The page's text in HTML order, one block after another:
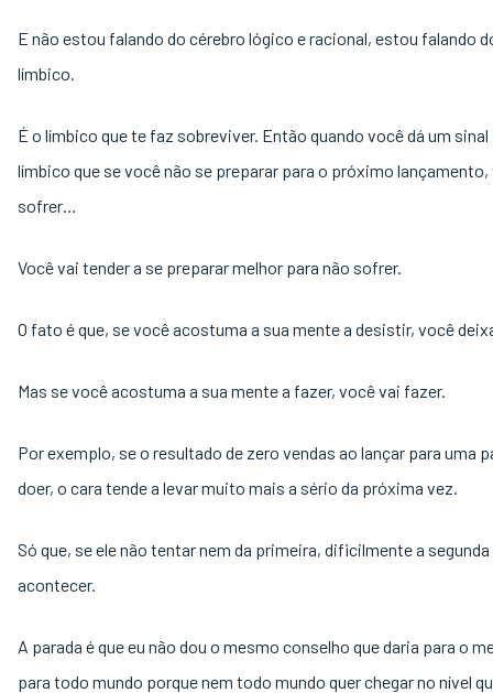
E não estou falando do cérebro lógico e racional, estou falando
límbico.
É o límbico que te faz sobreviver. Então quando você dá um sinal
límbico que se você não se preparar para o próximo
sofrer…
Você vai tender a se preparar melhor para não sofrer.
O fato é que, se você acostuma a sua mente a desistir, você
Mas se você acostuma a sua mente a fazer, você vai fazer.
Por exemplo, se o resultado de zero vendas ao lançar para uma
doer, o cara tende a levar muito mais a sério da próxima vez.
Só que, se ele não tentar nem da primeira, dificilmente a
acontecer.
A parada é que eu não dou o mesmo conselho que daria para o
para todo mundo porque nem todo mundo quer chegar no nível